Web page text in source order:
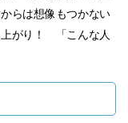
らは想像もつかない
上がり！ 「こんな人